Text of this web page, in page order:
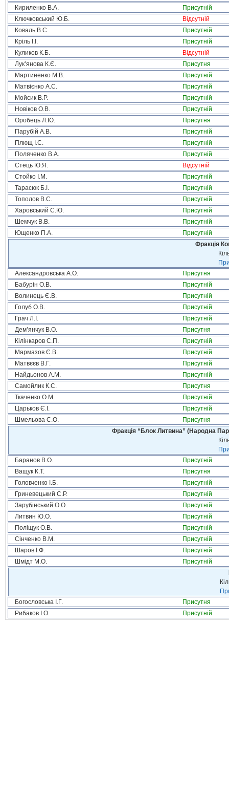
Кириленко В.А.
Присутній
Ключковський Ю.Б.
Відсутній
Коваль В.С.
Присутній
Кріль І.І.
Присутній
Куликов К.Б.
Відсутній
Лук’янова К.Є.
Присутня
Мартиненко М.В.
Присутній
Матвієнко А.С.
Присутній
Мойсик В.Р.
Присутній
Новіков О.В.
Присутній
Оробець Л.Ю.
Присутня
Парубій А.В.
Присутній
Плющ І.С.
Присутній
Поляченко В.А.
Присутній
Стець Ю.Я.
Відсутній
Стойко І.М.
Присутній
Тарасюк Б.І.
Присутній
Тополов В.С.
Присутній
Харовський С.Ю.
Присутній
Шемчук В.В.
Присутній
Ющенко П.А.
Присутній
Фракція
Александровська А.О.
Присутня
Бабурін О.В.
Присутній
Волинець Є.В.
Присутній
Голуб О.В.
Присутній
Грач Л.І.
Присутній
Дем’янчук В.О.
Присутня
Кілінкаров С.П.
Присутній
Мармазов Є.В.
Присутній
Матвєєв В.Г.
Присутній
Найдьонов А.М.
Присутній
Самойлик К.С.
Присутня
Ткаченко О.М.
Присутній
Царьков Є.І.
Присутній
Шмельова С.О.
Присутня
Фракція “Блок Литвина” (Народна
Баранов В.О.
Присутній
Ващук К.Т.
Присутня
Головченко І.Б.
Присутній
Гриневецький С.Р.
Присутній
Зарубінський О.О.
Присутній
Литвин Ю.О.
Присутній
Поліщук О.В.
Присутній
Сінченко В.М.
Присутній
Шаров І.Ф.
Присутній
Шмідт М.О.
Присутній
Богословська І.Г.
Присутня
Рибаков І.О.
Присутній